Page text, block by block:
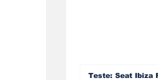
Teste: Seat Ibiza